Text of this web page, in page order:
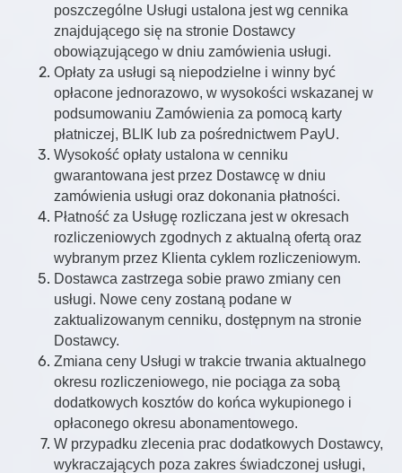
poszczególne Usługi ustalona jest wg cennika
znajdującego się na stronie Dostawcy
obowiązującego w dniu zamówienia usługi.
Opłaty za usługi są niepodzielne i winny być
opłacone jednorazowo, w wysokości wskazanej w
podsumowaniu Zamówienia za pomocą karty
płatniczej, BLIK lub za pośrednictwem PayU.
Wysokość opłaty ustalona w cenniku
gwarantowana jest przez Dostawcę w dniu
zamówienia usługi oraz dokonania płatności.
Płatność za Usługę rozliczana jest w okresach
rozliczeniowych zgodnych z aktualną ofertą oraz
wybranym przez Klienta cyklem rozliczeniowym.
Dostawca zastrzega sobie prawo zmiany cen
usługi. Nowe ceny zostaną podane w
zaktualizowanym cenniku, dostępnym na stronie
Dostawcy.
Zmiana ceny Usługi w trakcie trwania aktualnego
okresu rozliczeniowego, nie pociąga za sobą
dodatkowych kosztów do końca wykupionego i
opłaconego okresu abonamentowego.
W przypadku zlecenia prac dodatkowych Dostawcy,
wykraczających poza zakres świadczonej usługi,